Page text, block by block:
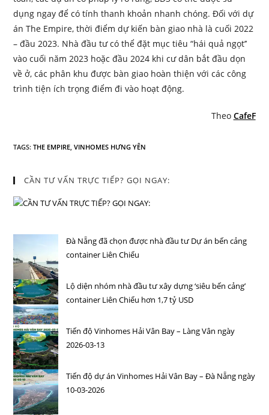
dụng ngay để có tính thanh khoản nhanh chóng. Đối với dự
án The Empire, thời điểm dự kiến bàn giao nhà là cuối 2022
– đầu 2023. Nhà đầu tư có thể đặt mục tiêu “hái quả ngọt’’
vào cuối năm 2023 hoặc đầu 2024 khi cư dân bắt đầu dọn
về ở, các phân khu được bàn giao hoàn thiện với các công
trình tiện ích trọng điểm đi vào hoạt động.
Theo CafeF
TAGS:THE EMPIRE, VINHOMES HƯNG YÊN
CẦN TƯ VẤN TRỰC TIẾP? GỌI NGAY:
Đà Nẵng đã chọn được nhà đầu tư Dự án bến cảng
container Liên Chiểu
Lộ diện nhóm nhà đầu tư xây dựng ‘siêu bến cảng’
container Liên Chiểu hơn 1,7 tỷ USD
Tiến độ Vinhomes Hải Vân Bay – Làng Vân ngày
2026-03-13
Tiến độ dự án Vinhomes Hải Vân Bay – Đà Nẵng ngày
10-03-2026